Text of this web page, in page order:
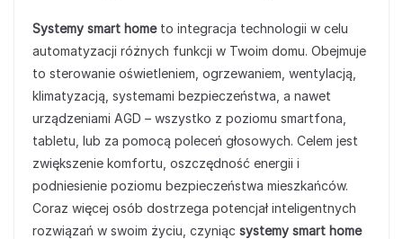
Systemy smart hometo integracja technologii w celu
automatyzacji różnych funkcji w Twoim domu. Obejmuje
to sterowanie oświetleniem, ogrzewaniem, wentylacją,
klimatyzacją, systemami bezpieczeństwa, a nawet
urządzeniami AGD – wszystko z poziomu smartfona,
tabletu, lub za pomocą poleceń głosowych. Celem jest
zwiększenie komfortu, oszczędność energii i
podniesienie poziomu bezpieczeństwa mieszkańców.
Coraz więcej osób dostrzega potencjał inteligentnych
rozwiązań w swoim życiu, czyniąc systemy smart home